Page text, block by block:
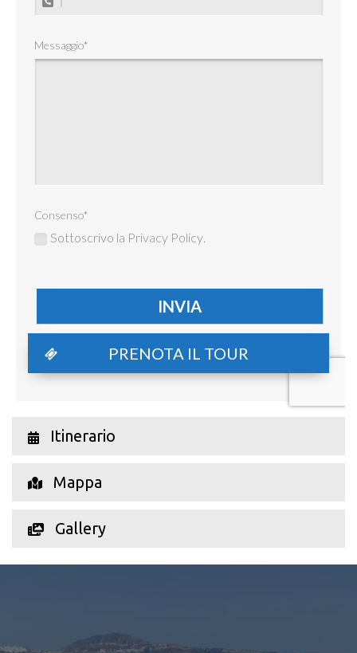
Messaggio*
Consenso*
Sottoscrivo la Privacy Policy.
PRENOTA IL TOUR
Itinerario
Mappa
Gallery